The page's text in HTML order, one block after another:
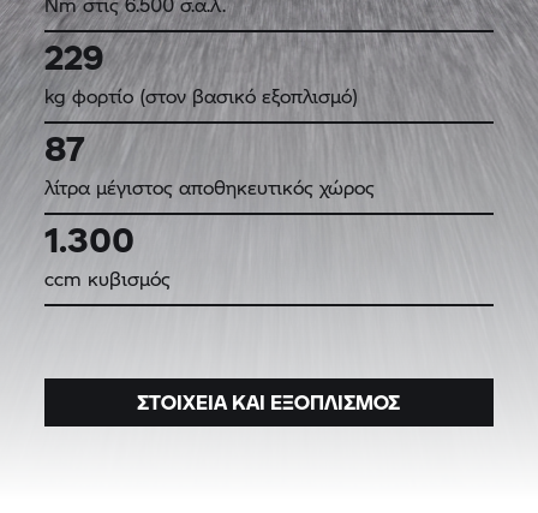
229
kg φορτίο (στον βασικό εξοπλισμό)
87
λίτρα μέγιστος αποθηκευτικός χώρος
1.300
ccm κυβισμός
ΣΤΟΙΧΕΊΑ ΚΑΙ ΕΞΟΠΛΙΣΜΌΣ